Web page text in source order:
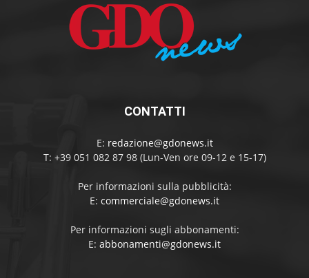
CONTATTI
E: redazione@gdonews.it
T: +39 051 082 87 98 (Lun-Ven ore 09-12 e 15-17)
Per informazioni sulla pubblicità:
E: commerciale@gdonews.it
Per informazioni sugli abbonamenti:
E: abbonamenti@gdonews.it